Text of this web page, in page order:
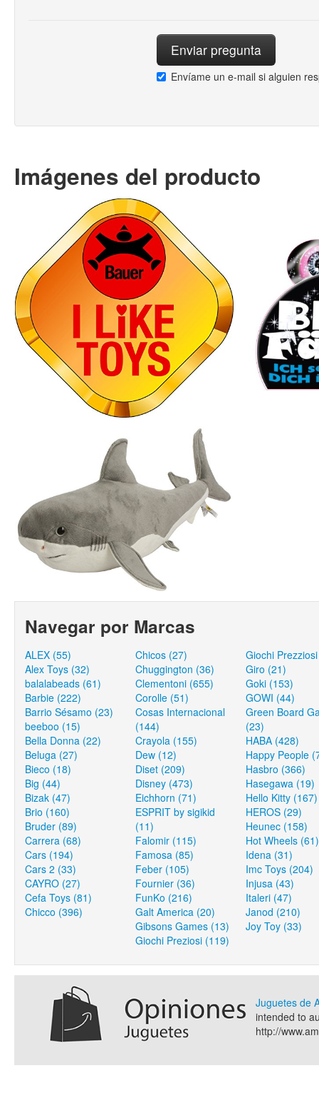
Envíame un e-mail si alguien
Imágenes del producto
Navegar por Marcas
ALEX (55)
Alex Toys (32)
balalabeads (61)
Barbie (222)
Barrio Sésamo (23)
beeboo (15)
Bella Donna (22)
Beluga (27)
Bieco (18)
Big (44)
Bizak (47)
Brio (160)
Bruder (89)
Carrera (68)
Cars (194)
Cars 2 (33)
CAYRO (27)
Cefa Toys (81)
Chicco (396)
Chicos (27)
Chuggington (36)
Clementoni (655)
Corolle (51)
Cosas Internacional
(144)
Crayola (155)
Dew (12)
Diset (209)
Disney (473)
Eichhorn (71)
ESPRIT by sigikid
(11)
Falomir (115)
Famosa (85)
Feber (105)
Fournier (36)
FunKo (216)
Galt America (20)
Gibsons Games (13)
Giochi Preziosi (119)
Giochi
Giro (21)
Goki (153)
GOWI (44)
Green Board
(23)
HABA (428)
Happy People
Hasbro (366)
Hasegawa (19)
Hello Kitty (167)
HEROS (29)
Heunec (158)
Hot Wheels (61)
Idena (31)
Imc Toys (204)
Injusa (43)
Italeri (47)
Janod (210)
Joy Toy (33)
Juguetes de
intended to
http://